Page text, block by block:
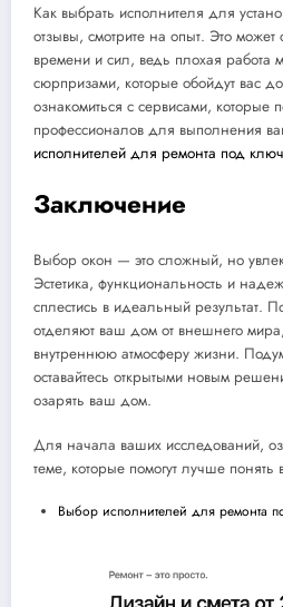
Как выбрать исполнителя для
отзывы, смотрите на опыт. Это может
времени и сил, ведь плохая работа
сюрпризами, которые обойдут вас
ознакомиться с сервисами, которые
профессионалов для выполнения
исполнителей для ремонта под ключ
Заключение
Выбор окон — это сложный, но
Эстетика, функциональность и
сплестись в идеальный результат.
отделяют ваш дом от внешнего
внутреннюю атмосферу жизни.
оставайтесь открытыми новым
озарять ваш дом.
Для начала ваших исследований,
теме, которые помогут лучше понять
Выбор исполнителей для ремонта